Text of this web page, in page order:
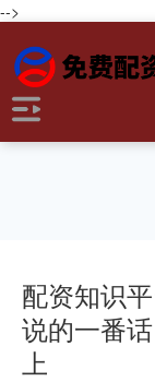
-->
配资知识
说的一番
上